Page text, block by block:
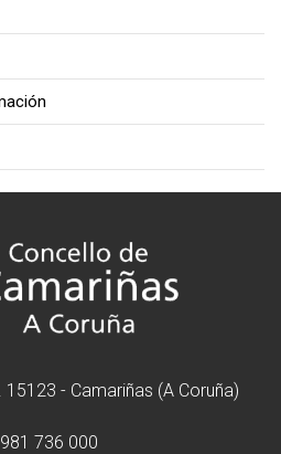
- Camariñas (A Coruña)
981 736 000